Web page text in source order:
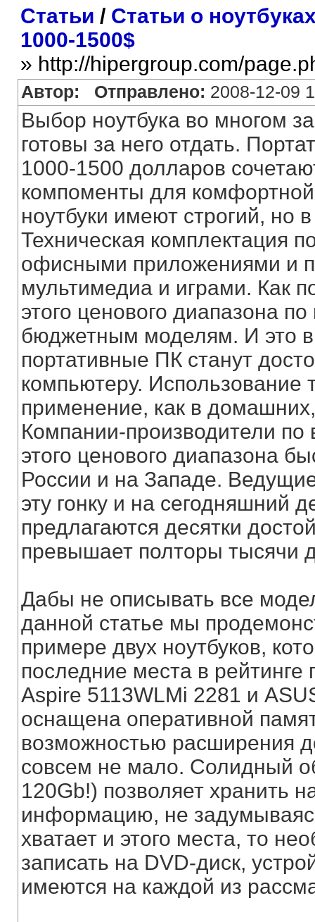
Статьи / Статьи о
1000-1500$
» http://hipergroup.com/
Автор: Отправлено: 2008-12-09
Выбор ноутбука во многом
готовы за него отдать.
1000-1500 долларов
компоменты для
ноутбуки имеют строгий, но
Техническая комплектация
офисными приложениями и
мультимедиа и играми. Как
этого ценового диапазона
бюджетным моделям. И это
портативные ПК станут
компьютеру. Использование
применение, как в
Компании-производители по
этого ценового диапазона
России и на Западе.
эту гонку и на сегодняшний
предлагаются десятки
превышает полторы тысячи
Дабы не описывать все
данной статье мы
примере двух ноутбуков,
последние места в рейтинге
Aspire 5113WLMi 2281 и
оснащена оперативной
возможностью расширения
совсем не мало. Солидный
120Gb!) позволяет хранить
информацию, не
хватает и этого места, то
записать на DVD-диск,
имеются на каждой из